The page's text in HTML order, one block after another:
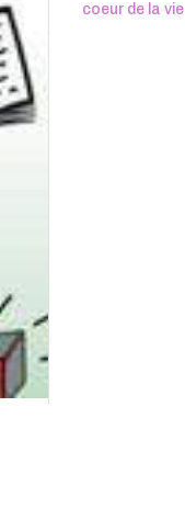
coeur de la vie